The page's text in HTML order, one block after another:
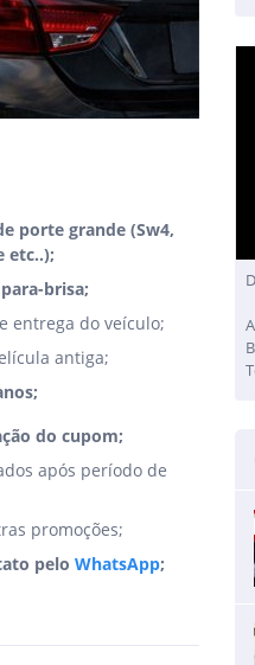
porte grande (Sw4,
etc..);
brisa;
entrega do veículo;
antiga;
do cupom;
após período de
promoções;
pelo WhatsApp;